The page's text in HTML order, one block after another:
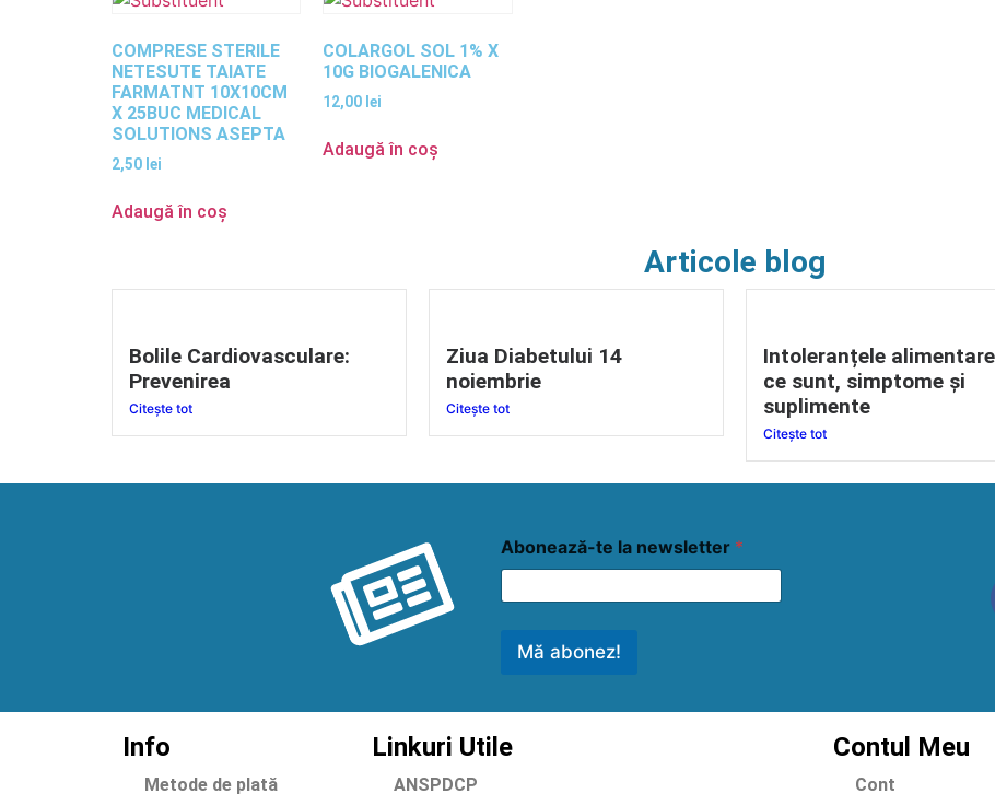
COMPRESE STERILE
NETESUTE TAIATE
FARMATNT 10X10CM
X 25BUC MEDICAL
SOLUTIONS ASEPTA
2,50 lei
Adaugă în coș
COLARGOL SOL 1% X
10G BIOGALENICA
12,00 lei
Adaugă în coș
Articole blog
Bolile Cardiovasculare:
Prevenirea
Citește tot
Ziua Diabetului 14
noiembrie
Citește tot
Intoleranțele
ce sunt, simptome și
suplimente
Citește tot
Abonează-te la newsletter *
Mă abonez!
Info
Metode de plată
Linkuri Utile
ANSPDCP
Contul Meu
Cont